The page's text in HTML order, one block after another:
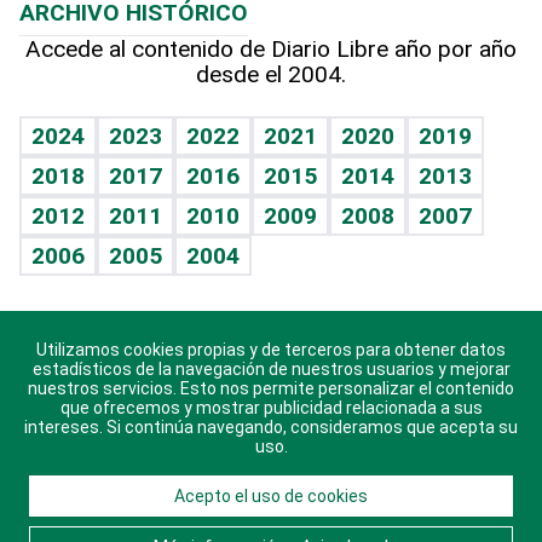
Hablando con el pediatra
Vida y familia
Eñe
Celebrando la vida
Sin complejos
En pocas palabras
Escuchando al corazón
Economía Personal
TBT Deportivo
Más firmas
Hecho en casa
Guía del dinero
Cumpleaños
Horóscopos
Crucigramas
ARCHIVO HISTÓRICO
Accede al contenido de Diario Libre año por año
desde el 2004.
2024 2023 2022 2021 2020
2019
2018
2017 2016 2015 2014
2013
2012
2011 2010 2009 2008
2007
2006
2005 2004
Descarga nuestras aplicaciones para Android, iOS y
sistema Huawei.
© 2021 Diario Libre, todos los derechos reservados.
Utilizamos cookies propias y de terceros para obtener datos
estadísticos de la navegación de nuestros usuarios y mejorar
nuestros servicios. Esto nos permite personalizar el contenido
que ofrecemos y mostrar publicidad relacionada a sus
intereses. Si continúa navegando, consideramos que acepta su
uso.
Acepto el uso de cookies